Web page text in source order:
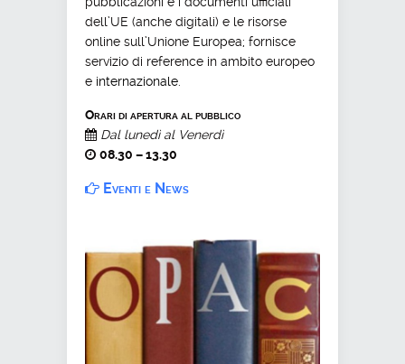
dell’UE (anche digitali) e le risorse
online sull’Unione Europea; fornisce
servizio di reference in ambito europeo
e internazionale
Orari di apertura al pubblico
Dal lunedì al Venerdì
08.30 – 13.30
Eventi e News